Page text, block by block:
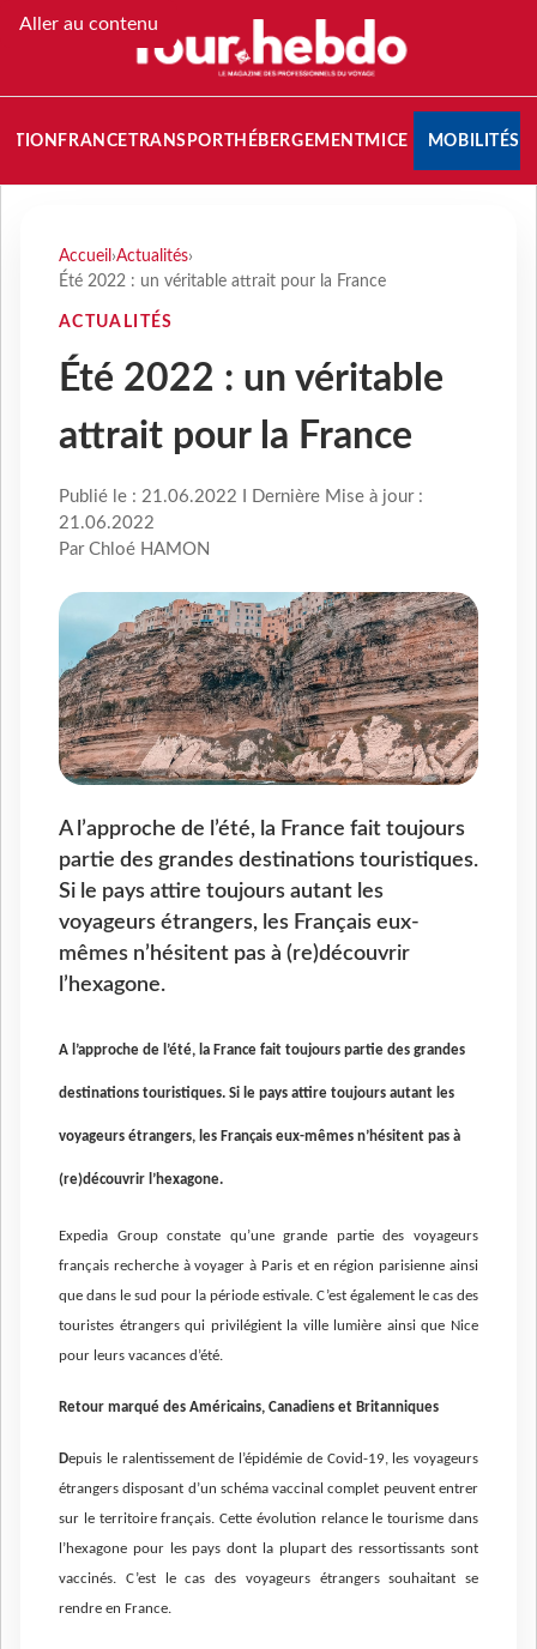
Aller au contenu
FRANCETRANSPORT HÉBERGEMENTMICE MOBILITÉS
Accueil ›Actualités›
Été 2022 : un véritable attrait pour la France
ACTUALITÉS
Été 2022 : un véritable
attrait pour la France
Publié le : 21.06.2022 I Dernière Mise à jour :
21.06.2022
Par Chloé HAMON
A l’approche de l’été, la France fait toujours
partie des grandes destinations touristiques.
Si le pays attire toujours autant les
voyageurs étrangers, les Français eux-
mêmes n’hésitent pas à (re)découvrir
l’hexagone.
A l’approche de l’été, la France fait toujours partie des grandes
destinations touristiques. Si le pays attire toujours autant les
voyageurs étrangers, les Français eux-mêmes n’hésitent pas à
(re)découvrir l’hexagone.
Expedia Group constate qu’une grande partie des voyageurs
français recherche à voyager à Paris et en région parisienne ainsi
que dans le sud pour la période estivale. C’est également le cas des
touristes étrangers qui privilégient la ville lumière ainsi que Nice
pour leurs vacances d’été.
Retour marqué des Américains, Canadiens et Britanniques
Depuis le ralentissement de l’épidémie de Covid-19, les voyageurs
étrangers disposant d’un schéma vaccinal complet peuvent entrer
sur le territoire français. Cette évolution relance le tourisme dans
l’hexagone pour les pays dont la plupart des ressortissants sont
vaccinés. C’est le cas des voyageurs étrangers souhaitant se
rendre en France.